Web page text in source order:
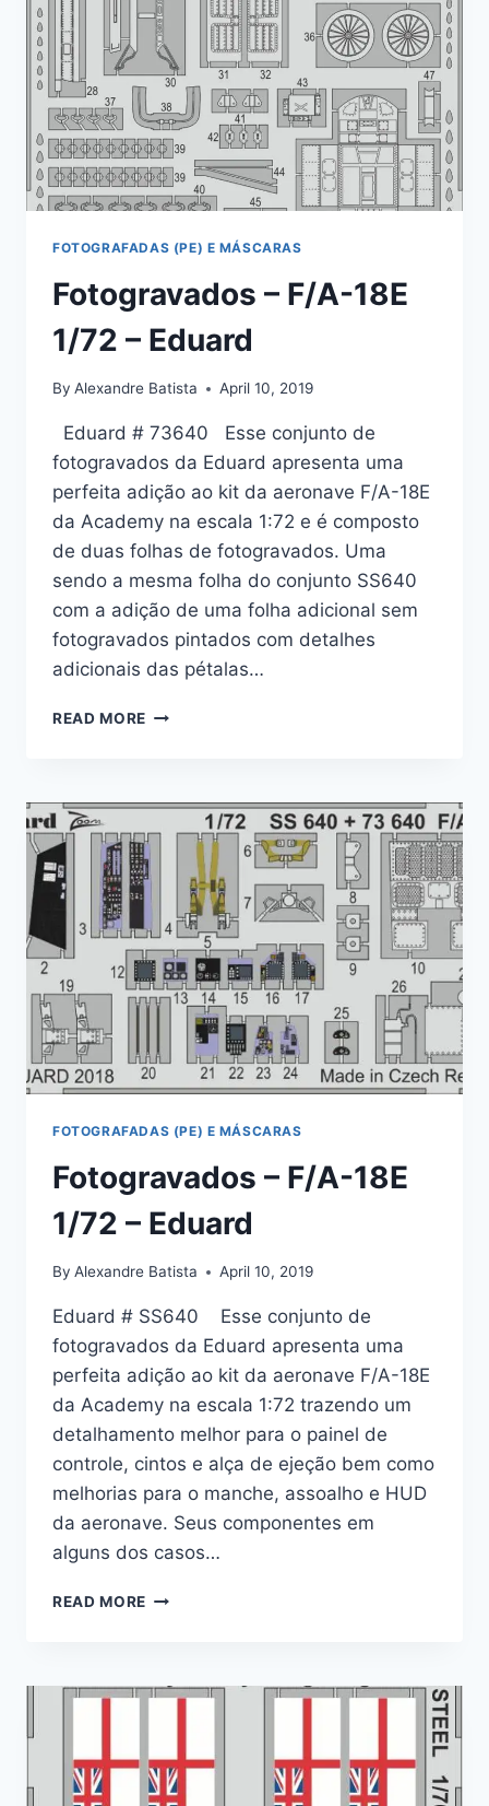
FOTOGRAFADAS (PE) E MÁSCARAS
Fotogravados – F/A-18E
1/72 – Eduard
By Alexandre Batista April 10, 2019
Eduard # 73640 Esse conjunto de
fotogravados da Eduard apresenta uma
perfeita adição ao kit da aeronave F/A-18E
da Academy na escala 1:72 e é composto
de duas folhas de fotogravados. Uma
sendo a mesma folha do conjunto SS640
com a adição de uma folha adicional sem
fotogravados pintados com detalhes
adicionais das pétalas…
READ MORE FOTOGRAVADOS
1/72
EDUARD
FOTOGRAFADAS (PE) E MÁSCARAS
Fotogravados – F/A-18E
1/72 – Eduard
By Alexandre Batista April 10, 2019
Eduard # SS640 Esse conjunto de
fotogravados da Eduard apresenta uma
perfeita adição ao kit da aeronave F/A-18E
da Academy na escala 1:72 trazendo um
detalhamento melhor para o painel de
controle, cintos e alça de ejeção bem como
melhorias para o manche, assoalho e HUD
da aeronave. Seus componentes em
alguns dos casos…
READ MORE FOTOGRAVADOS
1/72